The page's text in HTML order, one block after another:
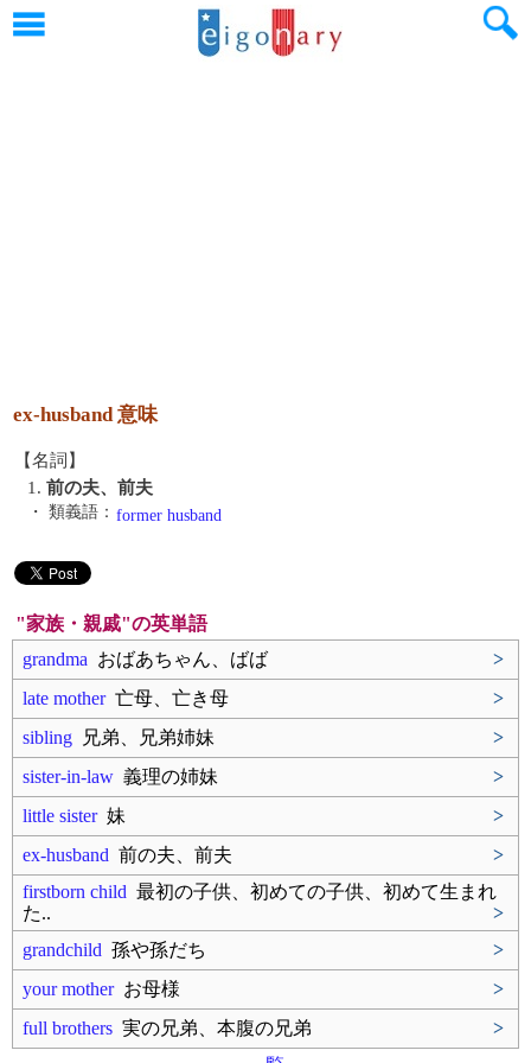
ex-husband 意味
【名詞】
1. 前の夫、前夫
・ 類義語： former husband
"家族・親戚"の英単語
grandma おばあちゃん、ばば
>
late mother亡母、亡き母
>
sibling 兄弟、兄弟姉妹
>
sister-in-law 義理の姉妹
>
little sister妹
>
ex-husband 前の夫、前夫
>
firstborn child 最初の子供、初めての子供、初めて生まれ
た..
>
grandchild 孫や孫だち
>
your motherお母様
>
full brothers 実の兄弟、本腹の兄弟
>